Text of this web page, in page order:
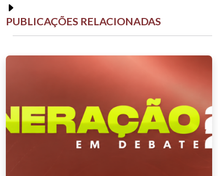
PUBLICAÇÕES RELACIONADAS